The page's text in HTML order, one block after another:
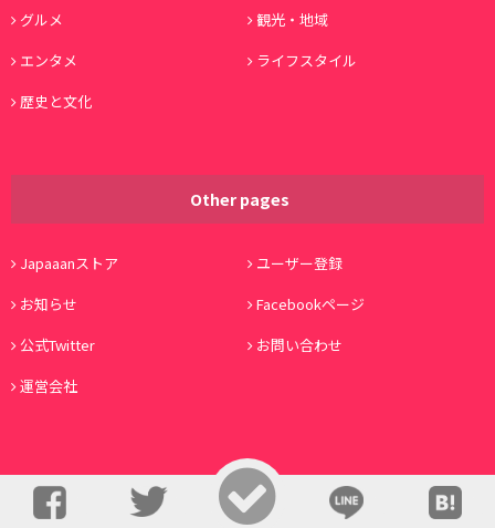
グルメ
観光・地域
エンタメ
ライフスタイル
歴史と文化
Other pages
Japaaanストア
ユーザー登録
お知らせ
Facebookページ
公式Twitter
お問い合わせ
運営会社
© Copyright 2016, Japaaan All Rights Reserved. 運営: 株式会社ワノコト